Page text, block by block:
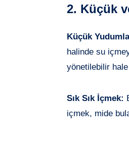
2. Küçük
Küçük
halinde su
yönetilebilir
Sık Sık İçmek:
içmek, mide